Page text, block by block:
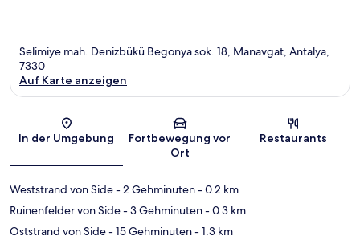
Selimiye mah. Denizbükü Begonya sok. 18, Manavgat, Antalya,
7330
Auf Karte anzeigen
In der Umgebung
Fortbewegung vor
Ort
Restaurants
Weststrand von Side- 2 Gehminuten- 0.2 km
Ruinenfelder von Side- 3 Gehminuten- 0.3 km
Oststrand von Side- 15 Gehminuten- 1.3 km